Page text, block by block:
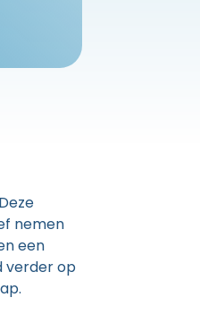
nemen
een
verder op